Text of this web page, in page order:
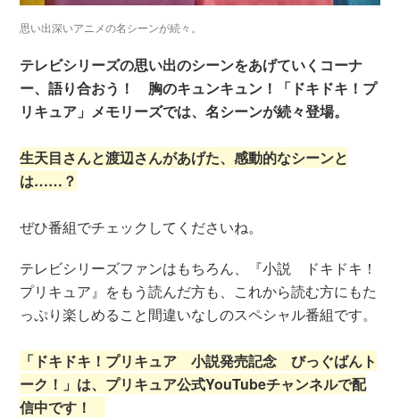
思い出深いアニメの名シーンが続々。
テレビシリーズの思い出のシーンをあげていくコーナ
ー、語り合おう！ 胸のキュンキュン！「ドキドキ！プ
リキュア」メモリーズでは、名シーンが続々登場。
生天目さんと渡辺さんがあげた、感動的なシーンと
は……？
ぜひ番組でチェックしてくださいね。
テレビシリーズファンはもちろん、『小説 ドキドキ！
プリキュア』をもう読んだ方も、これから読む方にもた
っぷり楽しめること間違いなしのスペシャル番組です。
「ドキドキ！プリキュア 小説発売記念 びっぐばんト
ーク！」は、プリキュア公式YouTubeチャンネルで配
信中です！